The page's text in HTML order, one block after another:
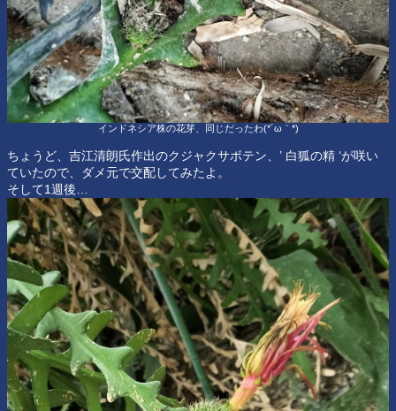
インドネシア株の花芽、同じだったわ(*´ω｀*)
ちょうど、吉江清朗氏作出のクジャクサボテン、’ 白狐の精 ‘が咲い
ていたので、ダメ元で交配してみたよ。
そして1週後…